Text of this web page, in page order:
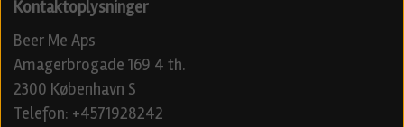
Kontaktoplysninger
Beer Me Aps
Amagerbrogade 169 4 th.
2300 København S
Telefon: +4571928242